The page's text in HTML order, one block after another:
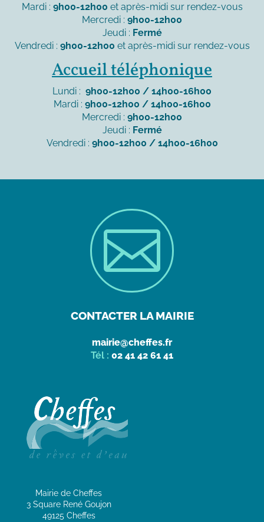
Mardi : 9h00-12h00 et après-midi sur rendez-vous
Mercredi : 9h00-12h00
Jeudi : Fermé
Vendredi : 9h00-12h00 et après-midi sur rendez-vous
Accueil téléphonique
Lundi : 9h00-12h00 / 14h00-16h00
Mardi : 9h00-12h00 / 14h00-16h00
Mercredi : 9h00-12h00
Jeudi : Fermé
Vendredi : 9h00-12h00 / 14h00-16h00

CONTACTER LA MAIRIE
mairie@cheffes.fr
Tél : 02 41 42 61 41
Mairie de Cheffes
3 Square René Goujon
49125 Cheffes